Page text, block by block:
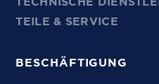
TEILE & SERVICE
BESCHÄFTIGUNG